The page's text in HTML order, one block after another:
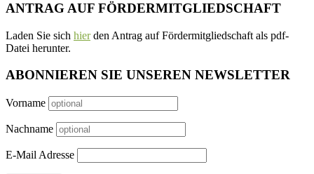
ANTRAG AUF FÖRDERMITGLIEDSCHAFT
Laden Sie sich hierden Antrag auf Fördermitgliedschaft als pdf-
Datei herunter.
ABONNIEREN SIE UNSEREN NEWSLETTER
Vorname
Nachname
E-Mail Adresse